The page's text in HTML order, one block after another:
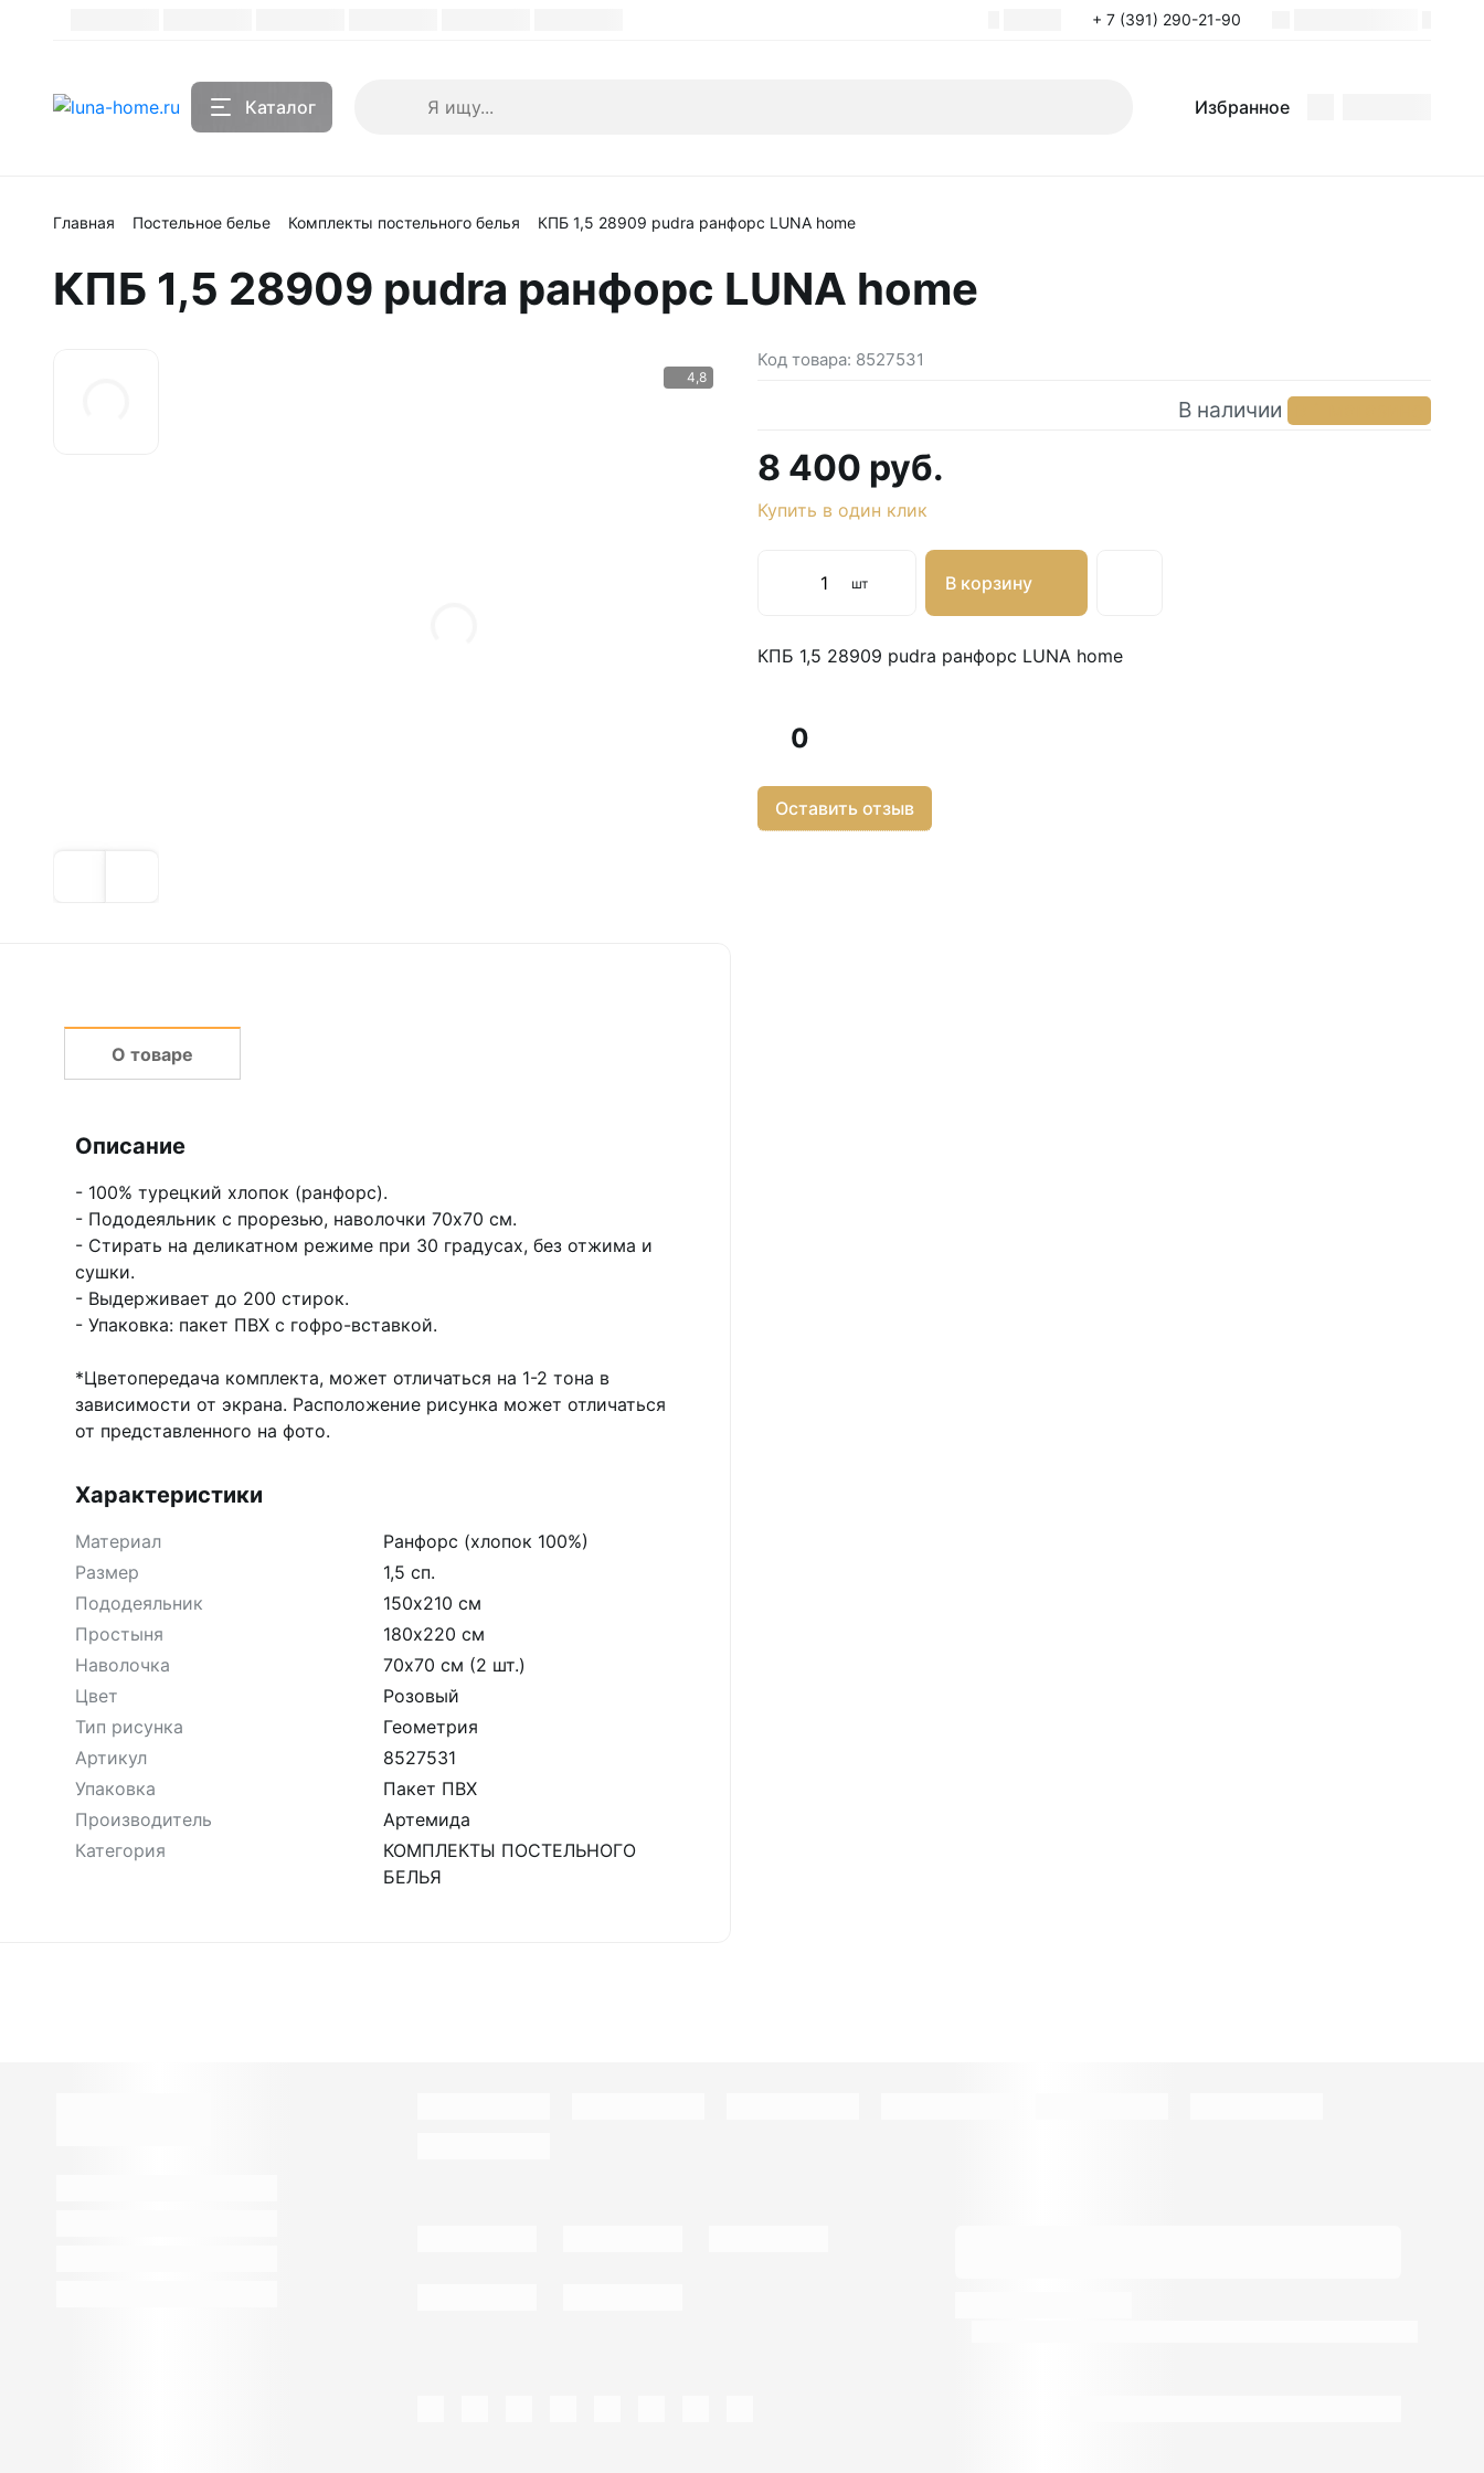
+ 7 (391) 290-21-90
Каталог Избранное
Главная Постельное белье Комплекты постельного белья КПБ 1,5 28909 pudra ранфорс LUNA home
КПБ 1,5 28909 pudra ранфорс LUNA home
4,8
Код товара: 8527531
В наличии
8 400 руб.
Купить в один клик
шт В корзину
КПБ 1,5 28909 pudra ранфорс LUNA home
0
Оставить отзыв
О товаре
Описание
- 100% турецкий хлопок (ранфорс).
- Пододеяльник с прорезью, наволочки 70х70 см.
- Стирать на деликатном режиме при 30 градусах, без отжима и
сушки.
- Выдерживает до 200 стирок.
- Упаковка: пакет ПВХ с гофро-вставкой.
*Цветопередача комплекта, может отличаться на 1-2 тона в
зависимости от экрана. Расположение рисунка может отличаться
от представленного на фото.
Характеристики
Материал
Ранфорс (хлопок 100%)
Размер
1,5 сп.
Пододеяльник
150х210 см
Простыня
180х220 см
Наволочка
70х70 см (2 шт.)
Цвет
Розовый
Тип рисунка
Геометрия
Артикул
8527531
Упаковка
Пакет ПВХ
Производитель
Артемида
Категория
КОМПЛЕКТЫ ПОСТЕЛЬНОГО
БЕЛЬЯ